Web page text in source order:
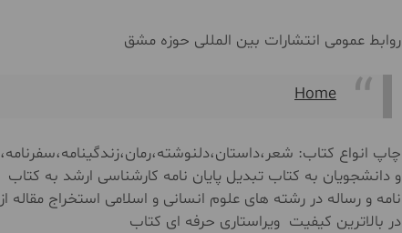
روابط عمومی انتشارات بین المللی حوزه مشق
Home
چاپ انواع کتاب:
و دانشجویان به کتاب تبدیل پایان نامه کارشناسی ارشد به
نامه و رساله در رشته های علوم انسانی و اسلامی استخراج
در بالاترین کیفیت ویراستاری حرفه ای کتاب